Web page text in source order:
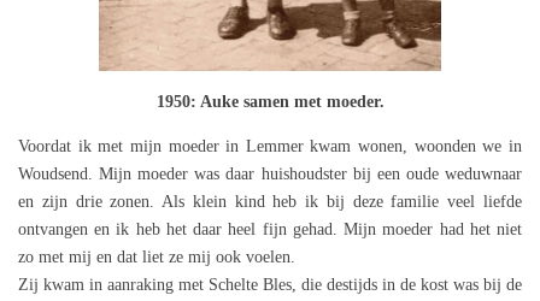
1950: Auke samen met moeder.
Voordat ik met mijn moeder in Lemmer kwam wonen, woonden we in
Woudsend. Mijn moeder was daar huishoudster bij een oude weduwnaar
en zijn drie zonen. Als klein kind heb ik bij deze familie veel liefde
ontvangen en ik heb het daar heel fijn gehad. Mijn moeder had het niet
zo met mij en dat liet ze mij ook voelen.
Zij kwam in aanraking met Schelte Bles, die destijds in de kost was bij de